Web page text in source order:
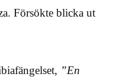
Försökte blicka ut
”En